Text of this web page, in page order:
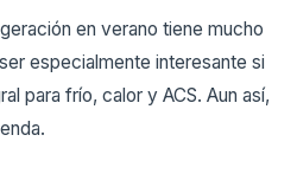
en verano tiene mucho
especialmente interesante si
para frío, calor y ACS. Aun así,